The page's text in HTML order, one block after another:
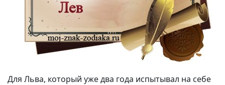
Для Льва, который уже два года испытывал на себе